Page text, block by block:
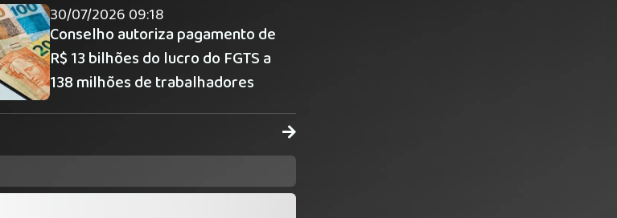
30/07/2026 09:18
Conselho autoriza pagamento de
R$ 13 bilhões do lucro do FGTS a
138 milhões de trabalhadores